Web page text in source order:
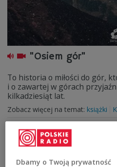
"Osiem gór"
To historia o miłości do gór,
i o zawartej w górach
kilkadziesiąt lat.
Zobacz więcej na temat: książki
Dbamy o Twoją prywatność